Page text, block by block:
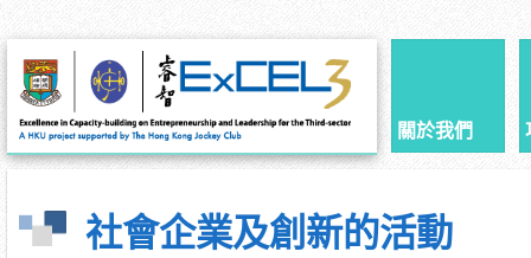
關於我們
社會企業及創新的活動